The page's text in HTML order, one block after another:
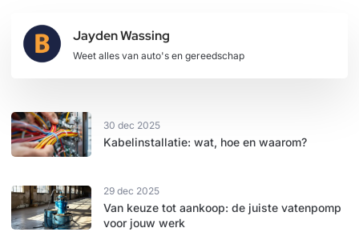
Jayden Wassing
Weet alles van auto's en gereedschap
30 dec 2025
Kabelinstallatie: wat, hoe en waarom?
29 dec 2025
Van keuze tot aankoop: de juiste vatenpomp
voor jouw werk